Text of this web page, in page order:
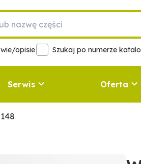
opisie Szukaj po numerze
Serwis Oferta